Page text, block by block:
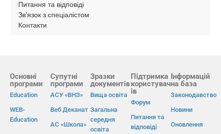
Питання та відповіді
Зв’язок з спеціалістом
Контакти
Основні
програми
Education
WEB-
Education
Супутні
програми
АСУ «ВНЗ»
Веб Деканат
АС «Школа»
Зразки
документів
Вища освіта
Загальна
середня
освіта
Підтримка
користувач
ів
Форум
Питання та
відповіді
Інформацій
на база
Законодавство
Новини
Оновлення